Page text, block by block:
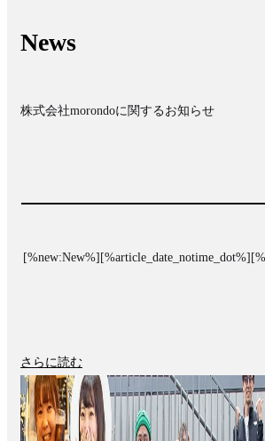
News
株式会社morondoに関するお知らせ
さらに読む